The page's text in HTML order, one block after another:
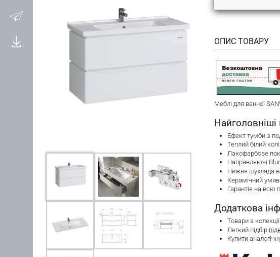
ОПИС ТОВАРУ
Меблі для ванної
Найголовніші
Ефект тумби з
Теплий білий
Лакофарбове
Направляючі
Нижня шухляда
Керамічний
Гарантія на всю
Додаткова
Товари з
Легкий підбір
Купити